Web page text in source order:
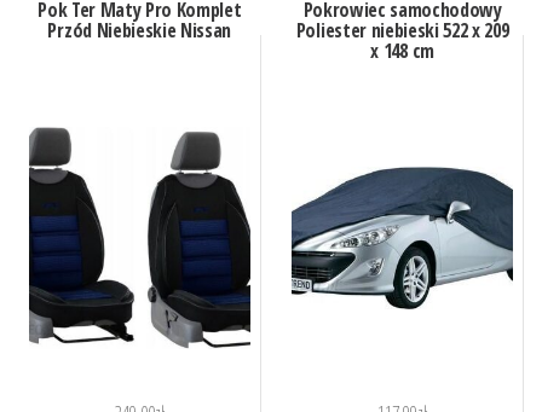
Pok Ter Maty Pro Komplet
Przód Niebieskie Nissan
Pokrowiec samochodowy
Poliester niebieski 522 x 209
x 148 cm